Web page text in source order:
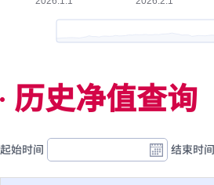
历史净值查询
起始时间 结束时间